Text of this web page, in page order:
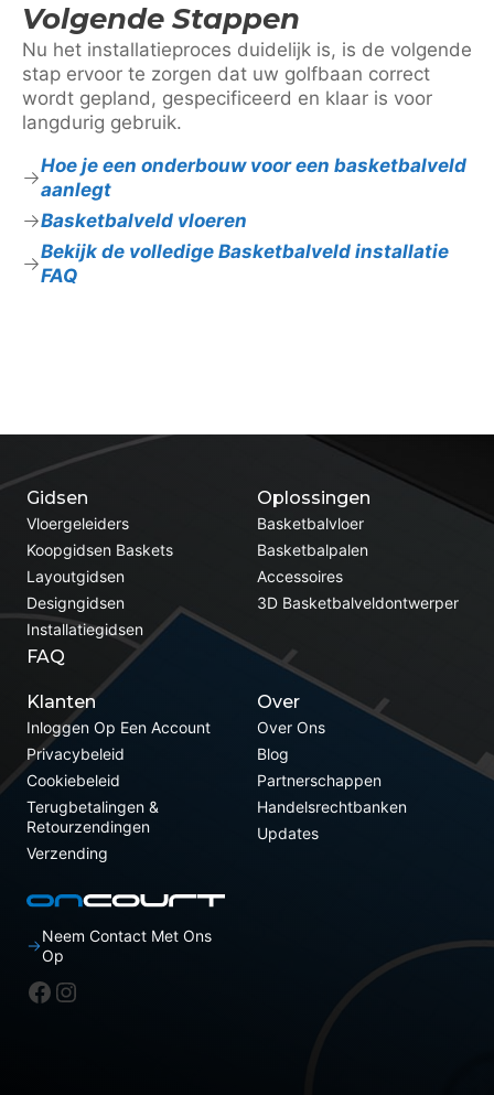
Volgende Stappen
Nu het installatieproces duidelijk is, is de volgende
stap ervoor te zorgen dat uw golfbaan correct
wordt gepland, gespecificeerd en klaar is voor
langdurig gebruik.
Hoe je een onderbouw voor een basketbalveld
aanlegt
Basketbalveld vloeren
Bekijk de volledige Basketbalveld installatie
FAQ
Oplossingen
Basketbalvloer
Basketbalpalen
Accessoires
3D Basketbalveldontwerper
Gidsen
Vloergeleiders
Koopgidsen Baskets
Layoutgidsen
Designgidsen
Installatiegidsen
FAQ
Klanten
Inloggen Op Een Account
Privacybeleid
Cookiebeleid
Terugbetalingen &
Retourzendingen
Verzending
Over
Over Ons
Blog
Partnerschappen
Handelsrechtbanken
Updates
Neem Contact Met Ons
Op
Facebook
Instagram